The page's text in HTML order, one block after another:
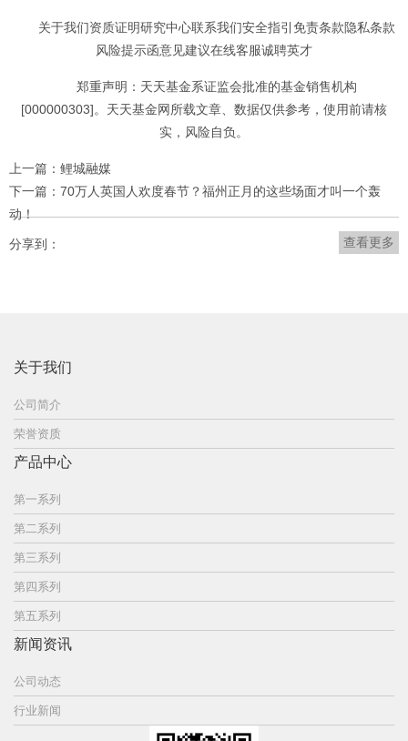
关于我们资质证明研究中心联系我们安全指引免责条款隐私条款
风险提示函意见建议在线客服诚聘英才
郑重声明：天天基金系证监会批准的基金销售机构
[000000303]。天天基金网所载文章、数据仅供参考，使用前请核
实，风险自负。
上一篇：鲤城融媒
下一篇：70万人英国人欢度春节？福州正月的这些场面才叫一个轰
动！
查看更多
分享到：
关于我们
公司简介
荣誉资质
产品中心
第一系列
第二系列
第三系列
第四系列
第五系列
新闻资讯
公司动态
行业新闻